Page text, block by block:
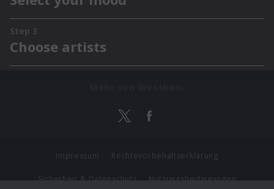
Impressum Rechtevorbehaltserklärung
Sicherheit & Datenschutz Nutzungsbedingungen